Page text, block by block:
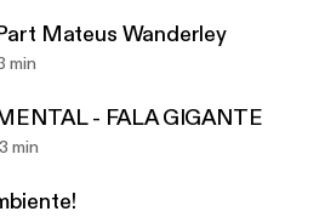
Mateus Wanderley
min
- FALA GIGANTE
min